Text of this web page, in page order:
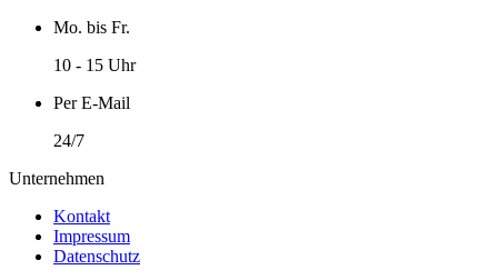
Mo. bis Fr.
10 - 15 Uhr
Per E-Mail
24/7
Unternehmen
Kontakt
Impressum
Datenschutz